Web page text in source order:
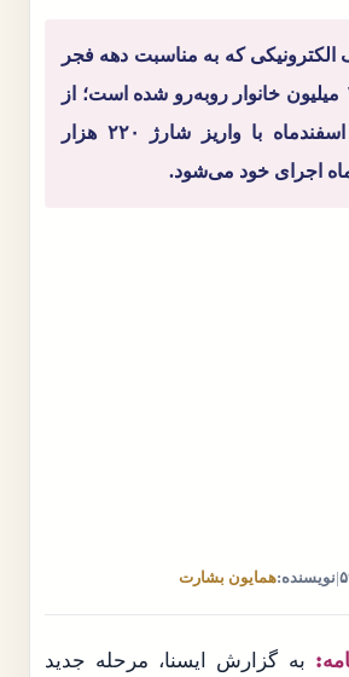
الکترونیکی که به مناسبت دهه فجر
آغاز و با استقبال ۱۳ میلیون خانوار روبه‌رو شده است؛ از
روز جمعه هجدهم اسفندماه با واریز شارژ ۲۲۰ هزار
اجرای خود می‌شود.
نویسنده:همایون بشارت
به گزارش ایسنا، مرحله جدید